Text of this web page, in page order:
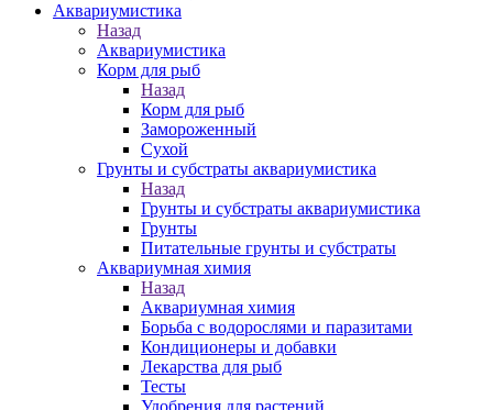
Аквариумистика
Назад
Аквариумистика
Корм для рыб
Назад
Корм для рыб
Замороженный
Сухой
Грунты и субстраты аквариумистика
Назад
Грунты и субстраты аквариумистика
Грунты
Питательные грунты и субстраты
Аквариумная химия
Назад
Аквариумная химия
Борьба с водорослями и паразитами
Кондиционеры и добавки
Лекарства для рыб
Тесты
Удобрения для растений